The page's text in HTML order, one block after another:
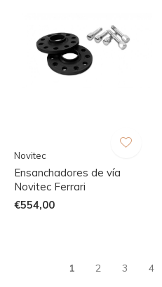
Novitec
Ensanchadores de vía
Novitec Ferrari
€554,00
1 2 3 4